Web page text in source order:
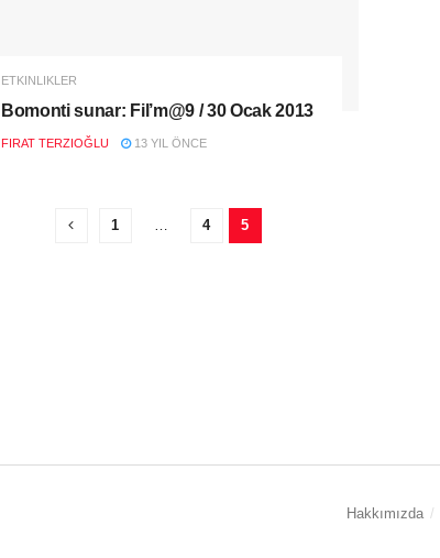
ETKINLIKLER
Bomonti sunar: Fil’m@9 / 30 Ocak 2013
FIRAT TERZIOĞLU 13 YIL ÖNCE
1 … 4 5
Hakkımızda